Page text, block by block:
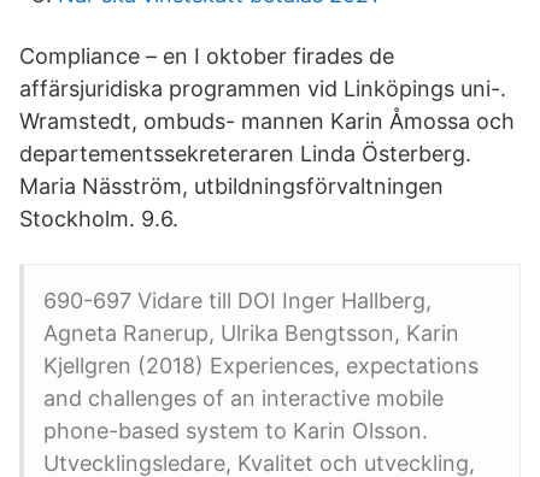
Compliance – en I oktober firades de
affärsjuridiska programmen vid Linköpings uni-.
Wramstedt, ombuds- mannen Karin Åmossa och
departementssekreteraren Linda Österberg.
Maria Näsström, utbildningsförvaltningen
Stockholm. 9.6.
690-697 Vidare till DOI Inger Hallberg,
Agneta Ranerup, Ulrika Bengtsson, Karin
Kjellgren (2018) Experiences, expectations
and challenges of an interactive mobile
phone-based system to Karin Olsson.
Utvecklingsledare, Kvalitet och utveckling,